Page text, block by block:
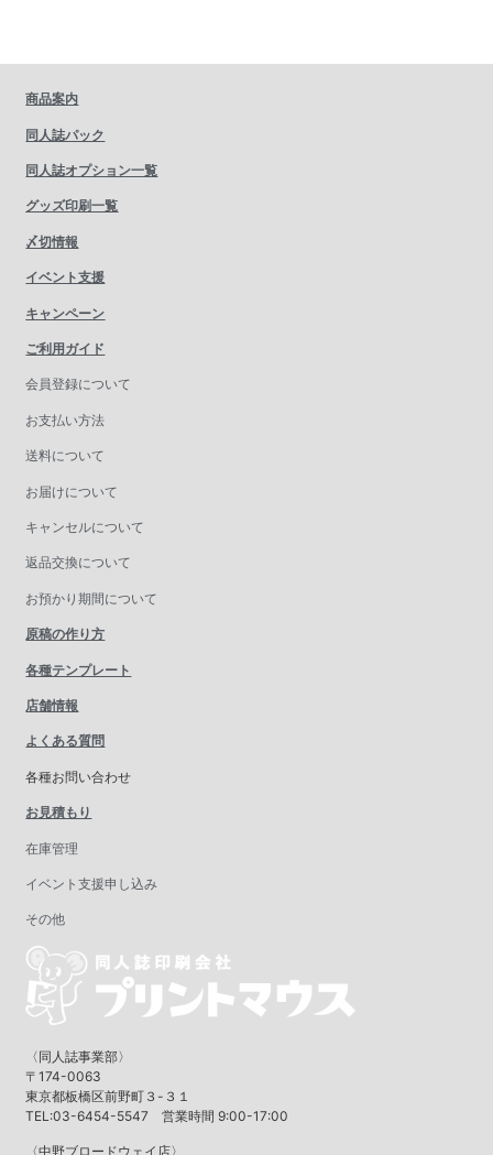
商品案内
同人誌パック
同人誌オプション一覧
グッズ印刷一覧
〆切情報
イベント支援
キャンペーン
ご利用ガイド
会員登録について
お支払い方法
送料について
お届けについて
キャンセルについて
返品交換について
お預かり期間について
原稿の作り方
各種テンプレート
店舗情報
よくある質問
各種お問い合わせ
お見積もり
在庫管理
イベント支援申し込み
その他
〈同人誌事業部〉
〒174-0063
東京都板橋区前野町３-３１
TEL:03-6454-5547 営業時間 9:00-17:00
〈中野ブロードウェイ店〉